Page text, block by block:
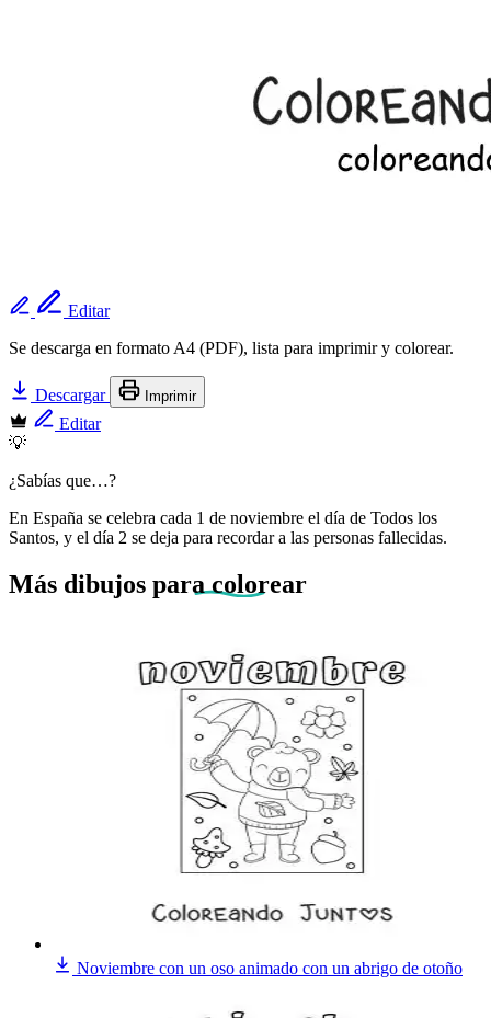
Editar
Se descarga en formato A4 (PDF), lista para imprimir y colorear.
Descargar Imprimir
Editar
💡
¿Sabías que…?
En España se celebra cada 1 de noviembre el día de Todos los
Santos, y el día 2 se deja para recordar a las personas fallecidas.
Más dibujos para colorear
Noviembre con un oso animado con un abrigo de otoño